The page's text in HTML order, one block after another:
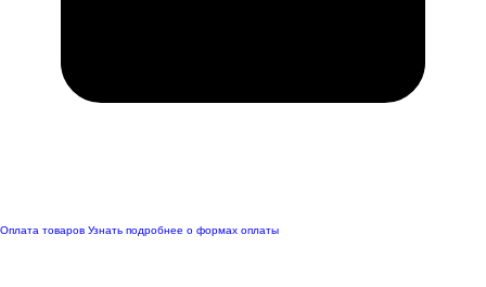
Оплата товаров Узнать подробнее о формах оплаты